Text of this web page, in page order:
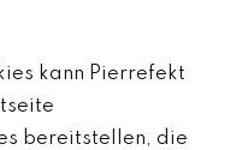
kann Pierrefekt
bereitstellen, die